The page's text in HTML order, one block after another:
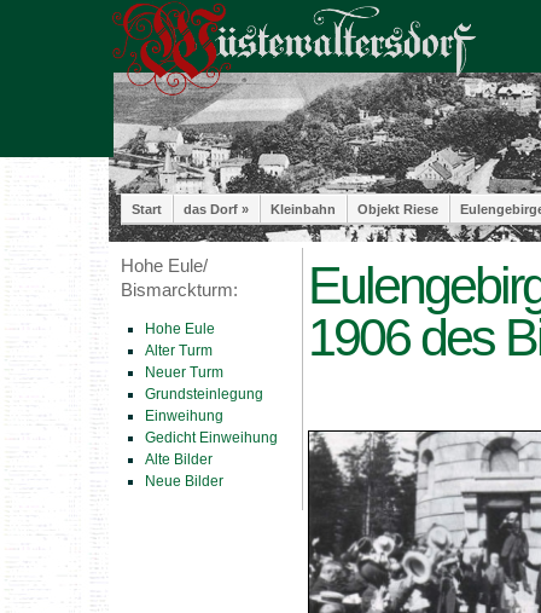
Start das Dorf » Kleinbahn Objekt Riese
Hohe Eule/
Bismarckturm:
Hohe Eule
Alter Turm
Neuer Turm
Grundsteinlegung
Einweihung
Gedicht Einweihung
Alte Bilder
Neue Bilder
1906 des